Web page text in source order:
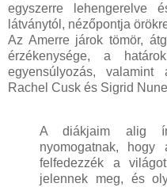
egyszerre
látványtól, nézőpontja
Az Amerre járok tömör,
érzékenysége, a
egyensúlyozás, valamint
Rachel Cusk és Sigrid
A diákjaim alig
nyomogatnak,
felfedezzék a
jelennek meg, és